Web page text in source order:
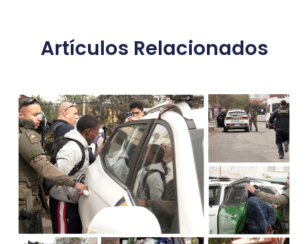
Artículos Relacionados